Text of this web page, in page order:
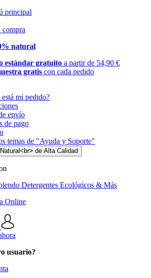
principal
compra
natural
estándar gratuito a partir de 54,90 €
gratis con cada pedido
mi pedido?
envío
de pago
temas de "Ayuda y Soporte"
Detergentes Ecológicos & Más
usuario?